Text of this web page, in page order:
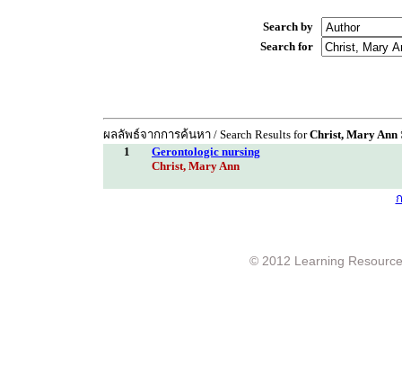
Search by
Search for
ผลลัพธ์จากการค้นหา / Search Results forChrist, Mary Ann
1
Gerontologic nursing
Christ, Mary Ann
© 2012 Learning